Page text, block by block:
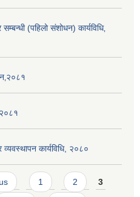
(पहिलो संशोधन) कार्यविधि‚
कार्यविधि, २०८०
1 2 3